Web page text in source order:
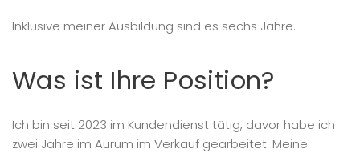
Inklusive meiner Ausbildung sind es sechs Jahre.
Was ist Ihre Position?
Ich bin seit 2023 im Kundendienst tätig, davor habe ich
zwei Jahre im Aurum im Verkauf gearbeitet. Meine